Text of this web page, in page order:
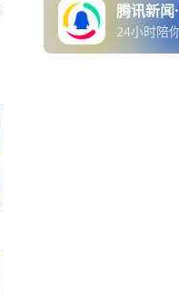
腾讯新闻
24小时陪